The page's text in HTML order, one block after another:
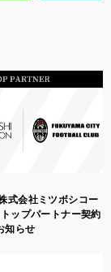
式会社ミツボシコー
ップパートナー契約
知らせ